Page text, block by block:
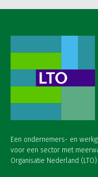
Een ondernemers- en
voor een sector met
Organisatie Nederland (LTO).